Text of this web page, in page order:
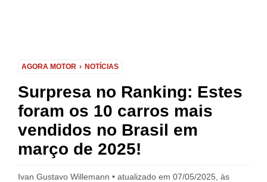
AGORA MOTOR NOTÍCIAS
Surpresa no Ranking: Estes
foram os 10 carros mais
vendidos no Brasil em
março de 2025!
Ivan Gustavo Willemann
atualizado em 07/05/2025, às